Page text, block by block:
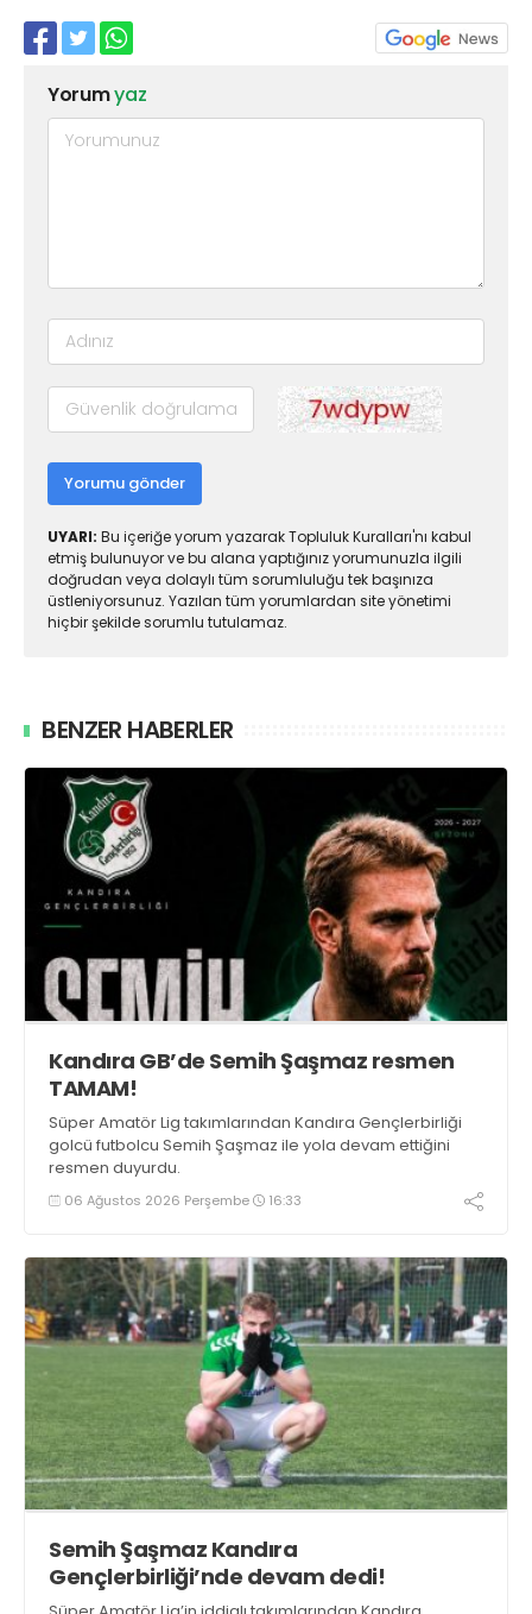
Yorumyaz
Yorumu gönder
UYARI: Bu içeriğe yorum yazarak Topluluk Kuralları'nı kabul
etmiş bulunuyor ve bu alana yaptığınız yorumunuzla ilgili
doğrudan veya dolaylı tüm sorumluluğu tek başınıza
üstleniyorsunuz. Yazılan tüm yorumlardan site yönetimi
hiçbir şekilde sorumlu tutulamaz.
BENZER HABERLER
Kandıra GB’de Semih Şaşmaz resmen
TAMAM!
Süper Amatör Lig takımlarından Kandıra Gençlerbirliği
golcü futbolcu Semih Şaşmaz ile yola devam ettiğini
resmen duyurdu.
06 Ağustos 2026 Perşembe 16:33
Semih Şaşmaz Kandıra
Gençlerbirliği’nde devam dedi!